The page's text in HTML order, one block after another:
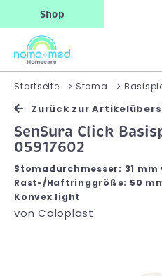
Shop
Startseite Stoma
Zurück zur
SenSura Click
05917602
Stomadurchmesser: 31
Rast-/Haftringgröße: 50
Konvex light
von Coloplast